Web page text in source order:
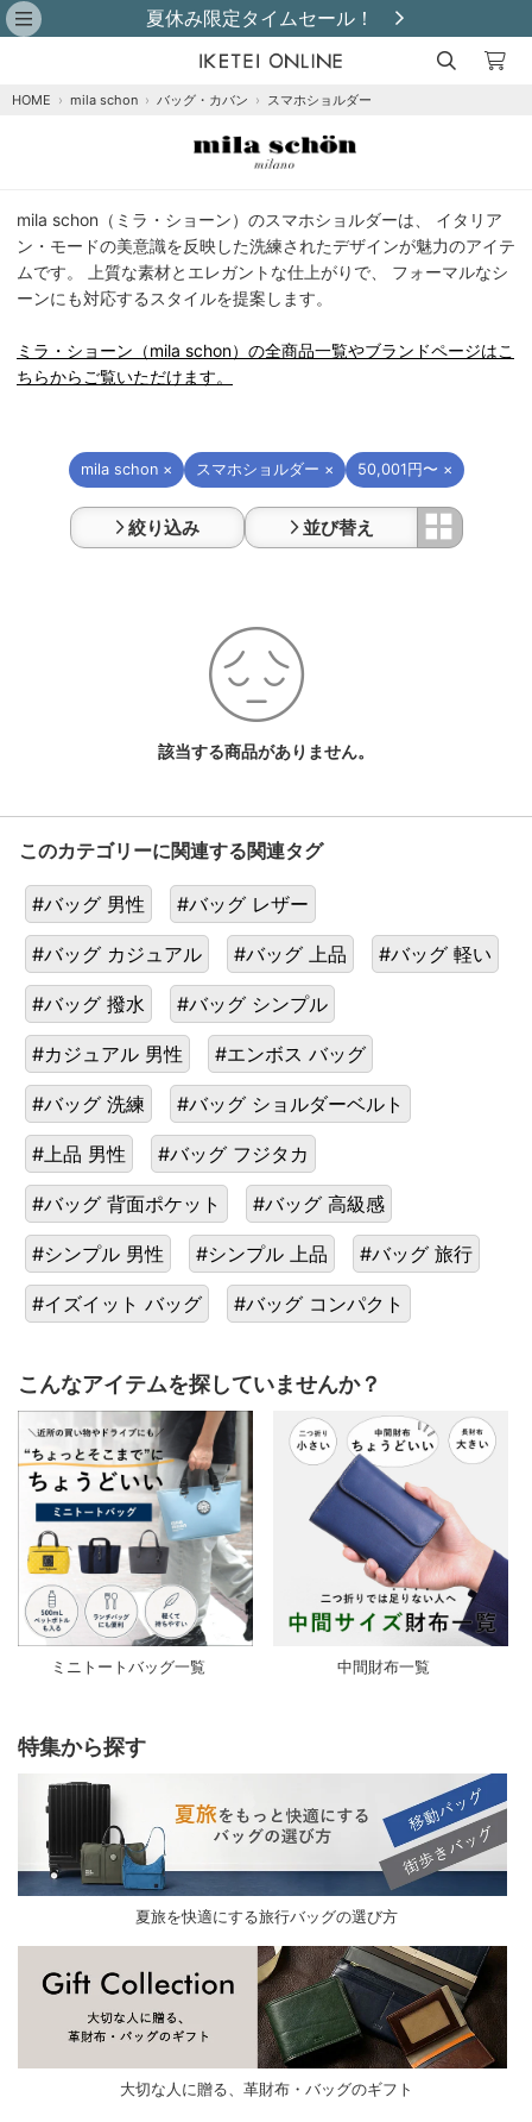
夏休み限定タイムセール！
HOME › mila schon › バッグ・カバン › スマホショルダー
ラ・
シ
ョ
ー
（mila
ホ
シ
ョ
ル
覧
mila schon（ミラ・ショーン）のスマホショルダーは、 イタリア
ン・モードの美意識を反映した洗練されたデザインが魅力のアイテ
ムです。 上質な素材とエレガントな仕上がりで、 フォーマルなシ
ーンにも対応するスタイルを提案します。
ミラ・ショーン（mila schon）の全商品一覧やブランドページはこ
ちらからご覧いただけます。
mila schon × スマホショルダー × 50,001円〜 ×
絞り込み 並び替え
該当する商品がありません。
このカテゴリーに関連する関連タグ
#バッグ 男性 #バッグ レザー
#バッグ カジュアル #バッグ 上品 #バッグ 軽い
#バッグ 撥水 #バッグ シンプル
#カジュアル 男性 #エンボス バッグ
#バッグ 洗練 #バッグ ショルダーベルト
#上品 男性 #バッグ フジタカ
#バッグ 背面ポケット #バッグ 高級感
#シンプル 男性 #シンプル 上品 #バッグ 旅行
#イズイット バッグ #バッグ コンパクト
こんなアイテムを探していませんか？
ミニトートバッグ一覧 中間財布一覧
特集から探す
夏旅を快適にする旅行バッグの選び方
大切な人に贈る、革財布・バッグのギフト